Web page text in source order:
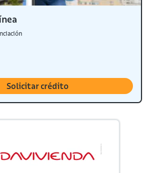
Solicitar crédito